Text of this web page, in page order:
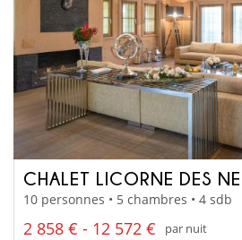
CHALET LICORNE DES
10 personnes • 5 chambres • 4 sdb
2 858 € - 12 572 €
par nuit